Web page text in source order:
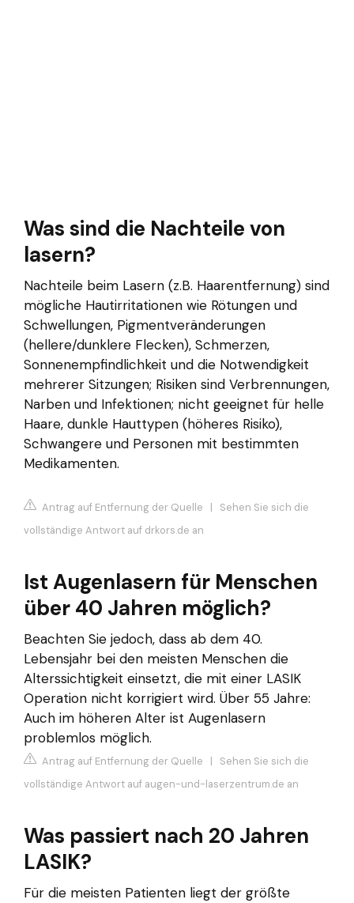
Was sind die Nachteile von
lasern?
Nachteile beim Lasern (z.B. Haarentfernung) sind
mögliche Hautirritationen wie Rötungen und
Schwellungen, Pigmentveränderungen
(hellere/dunklere Flecken), Schmerzen,
Sonnenempfindlichkeit und die Notwendigkeit
mehrerer Sitzungen; Risiken sind Verbrennungen,
Narben und Infektionen; nicht geeignet für helle
Haare, dunkle Hauttypen (höheres Risiko),
Schwangere und Personen mit bestimmten
Medikamenten.
Antrag auf Entfernung der Quelle | Sehen Sie sich die
vollständige Antwort auf drkors.de an
Ist Augenlasern für Menschen
über 40 Jahren möglich?
Beachten Sie jedoch, dass ab dem 40.
Lebensjahr bei den meisten Menschen die
Alterssichtigkeit einsetzt, die mit einer LASIK
Operation nicht korrigiert wird. Über 55 Jahre:
Auch im höheren Alter ist Augenlasern
problemlos möglich.
Antrag auf Entfernung der Quelle | Sehen Sie sich die
vollständige Antwort auf augen-und-laserzentrum.de an
Was passiert nach 20 Jahren
LASIK?
Für die meisten Patienten liegt der größte